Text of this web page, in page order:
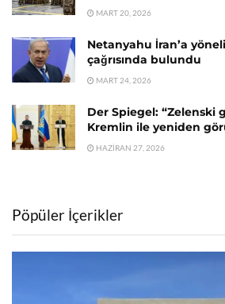
MART 20, 2026
Netanyahu İran’a
çağrısında bulundu
MART 24, 2026
Der Spiegel: “Zelenski
Kremlin ile yeniden
HAZIRAN 27, 2026
Pöpüler İçerikler